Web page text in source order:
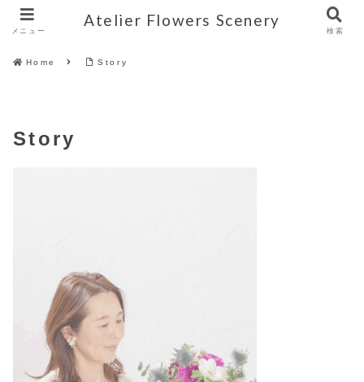
Home Story
Story
メニュー
Atelier Flowers Scenery
検索